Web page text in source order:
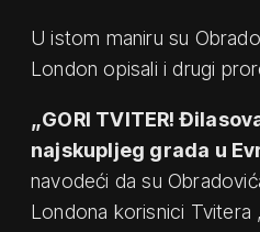
U istom maniru su
London opisali i drugi
„GORI TVITER!
najskupljeg grada u
navodeći da su
Londona korisnici Tvitera